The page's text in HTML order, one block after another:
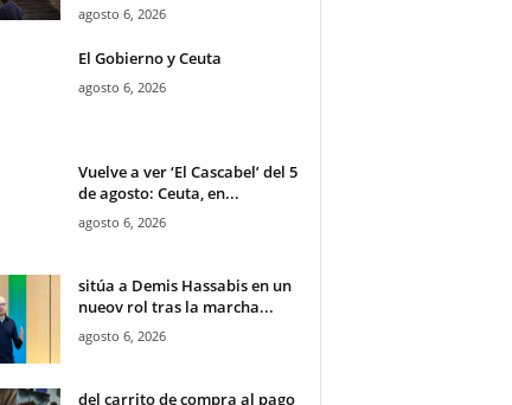
agosto 6, 2026
El Gobierno y Ceuta
agosto 6, 2026
Vuelve a ver ‘El Cascabel’ del 5
de agosto: Ceuta, en...
agosto 6, 2026
sitúa a Demis Hassabis en un
nueov rol tras la marcha...
agosto 6, 2026
del carrito de compra al pago